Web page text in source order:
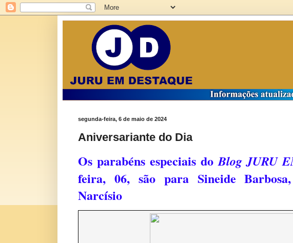
segunda-feira, 6 de maio de 2024
Aniversariante do Dia
Os parabéns especiais doBlog JURU
feira, 06, são para Sineide
Narcísio